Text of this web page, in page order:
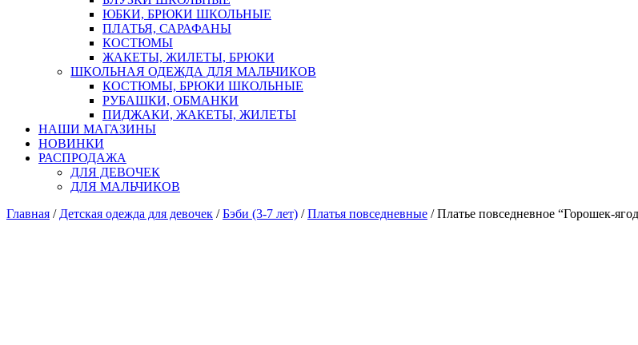
ЮБКИ, БРЮКИ ШКОЛЬНЫЕ
ПЛАТЬЯ, САРАФАНЫ
КОСТЮМЫ
ЖАКЕТЫ, ЖИЛЕТЫ, БРЮКИ
ШКОЛЬНАЯ ОДЕЖДА ДЛЯ МАЛЬЧИКОВ
КОСТЮМЫ, БРЮКИ ШКОЛЬНЫЕ
РУБАШКИ, ОБМАНКИ
ПИДЖАКИ, ЖАКЕТЫ, ЖИЛЕТЫ
НАШИ МАГАЗИНЫ
НОВИНКИ
РАСПРОДАЖА
ДЛЯ ДЕВОЧЕК
ДЛЯ МАЛЬЧИКОВ
Главная / Детская одежда для девочек /Бэби (3-7 лет) /Платья повседневные / Платье повседневное “Горошек-